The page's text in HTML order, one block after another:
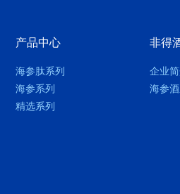
产品中心
海参肽系列
海参系列
精选系列
非得
企业
海参酒